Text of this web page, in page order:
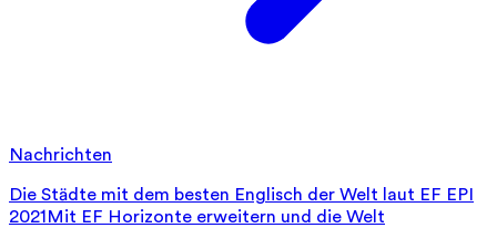
Nachrichten
Die Städte mit dem besten Englisch der Welt laut EF EPI
2021Mit EF Horizonte erweitern und die Welt